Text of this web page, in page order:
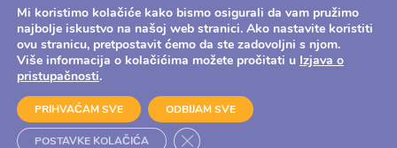
Prijavite se na naš Newsletter te budite prvi koji će
doznati novosti koje naša agencija pruža svojim
korisnicima.
Prijavom dajete suglasnost da ste upoznati s
Mi koristimo kolačiće kako bismo osigurali da vam pružimo
najbolje iskustvo na našoj web stranici. Ako nastavite koristiti
ovu stranicu, pretpostavit ćemo da ste zadovoljni s njom.
Više informacija o kolačićima možete pročitati u Izjava o
pristupačnosti.
PRIHVAĆAM SVE ODBIJAM SVE
POSTAVKE KOLAČIĆA Close GDPR Cookie Banner